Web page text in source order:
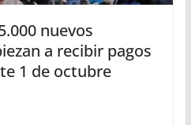
nuevos
a recibir pagos
1 de octubre